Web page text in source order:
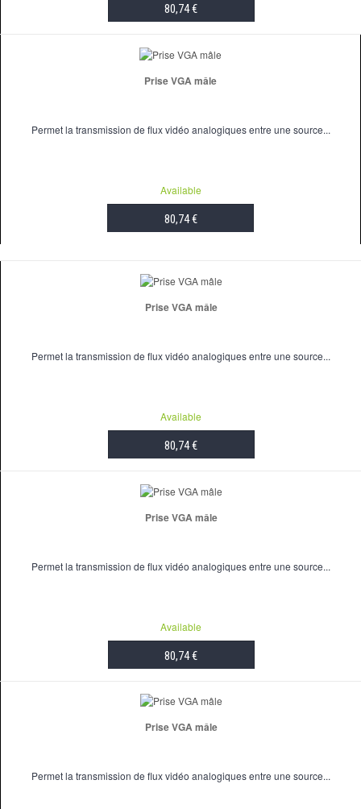
80,74 €
Prise VGA mâle
Permet la transmission de flux vidéo analogiques entre une source...
Available
80,74 €
Prise VGA mâle
Permet la transmission de flux vidéo analogiques entre une source...
Available
80,74 €
Prise VGA mâle
Permet la transmission de flux vidéo analogiques entre une source...
Available
80,74 €
Prise VGA mâle
Permet la transmission de flux vidéo analogiques entre une source...